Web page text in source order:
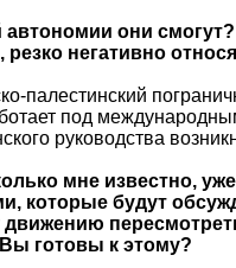
они
негативно
палестинский
под
руководства
мне известно,
которые будут
Вы готовы к этому?